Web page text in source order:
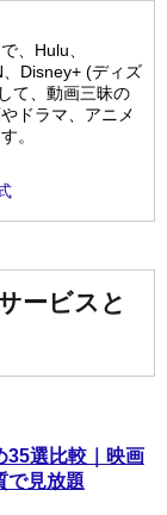
、Hulu、
Disney+ (ディズ
て、動画三昧の
ドラマ、アニメ
。
ービスと
35選比較｜映画
で見放題